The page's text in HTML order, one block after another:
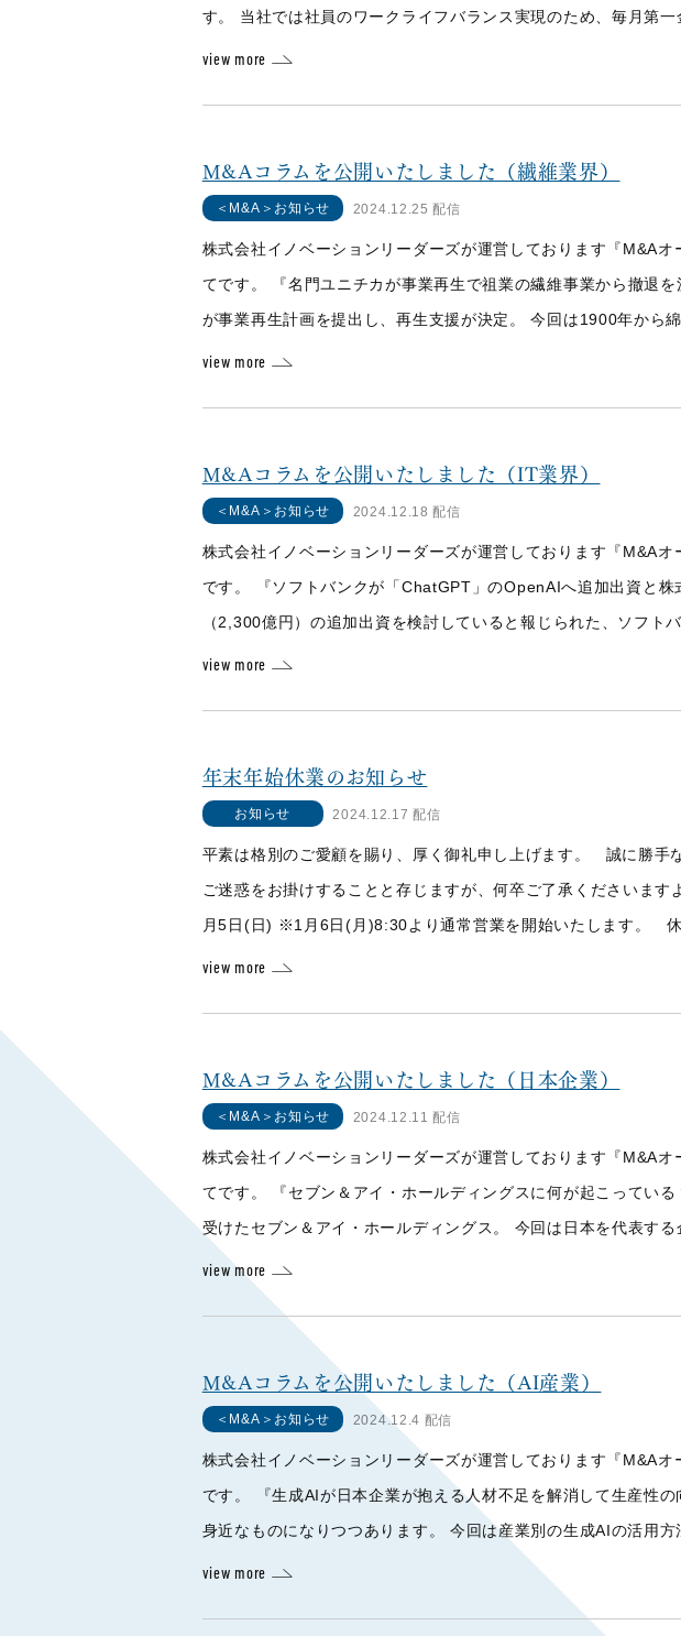
す。 当社では社員のワークライフバランス実現のため、毎月第
view more
M&Aコラムを公開いたしました（繊維業界）
＜M&A＞お知らせ 2024.12.25 配信
株式会社イノベーションリーダーズが運営しております『M&A
てです。 『名門ユニチカが事業再生で祖業の繊維事業から撤退
が事業再生計画を提出し、再生支援が決定。 今回は1900年から
view more
M&Aコラムを公開いたしました（IT業界）
＜M&A＞お知らせ 2024.12.18 配信
株式会社イノベーションリーダーズが運営しております『M&A
です。 『ソフトバンクが「ChatGPT」のOpenAIへ追加出資と
（2,300億円）の追加出資を検討していると報じられた、ソフト
view more
年末年始休業のお知らせ
お知らせ 2024.12.17 配信
平素は格別のご愛顧を賜り、厚く御礼申し上げます。 誠に勝手
ご迷惑をお掛けすることと存じますが、何卒ご了承くださいま
月5日(日) ※1月6日(月)8:30より通常営業を開始いたします。 休
view more
M&Aコラムを公開いたしました（日本企業）
＜M&A＞お知らせ 2024.12.11 配信
株式会社イノベーションリーダーズが運営しております『M&A
てです。 『セブン＆アイ・ホールディングスに何が起こってい
受けたセブン＆アイ・ホールディングス。 今回は日本を代表す
view more
M&Aコラムを公開いたしました（AI産業）
＜M&A＞お知らせ 2024.12.4 配信
株式会社イノベーションリーダーズが運営しております『M&A
です。 『生成AIが日本企業が抱える人材不足を解消して生産
身近なものになりつつあります。 今回は産業別の生成AIの活用方
view more